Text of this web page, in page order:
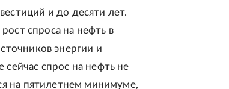
и до десяти лет.
спроса на нефть в
энергии и
спрос на нефть не
на пятилетнем минимуме,